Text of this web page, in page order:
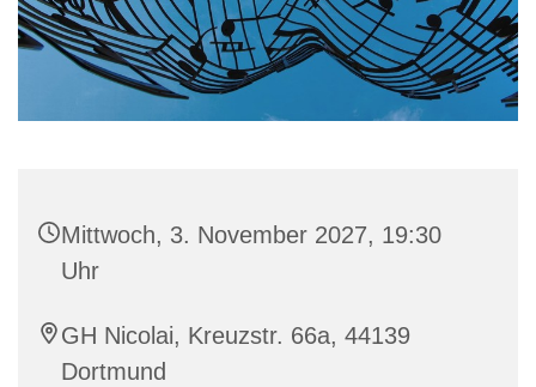
Mittwoch, 3. November 2027, 19:30
Uhr
GH Nicolai, Kreuzstr. 66a, 44139
Dortmund